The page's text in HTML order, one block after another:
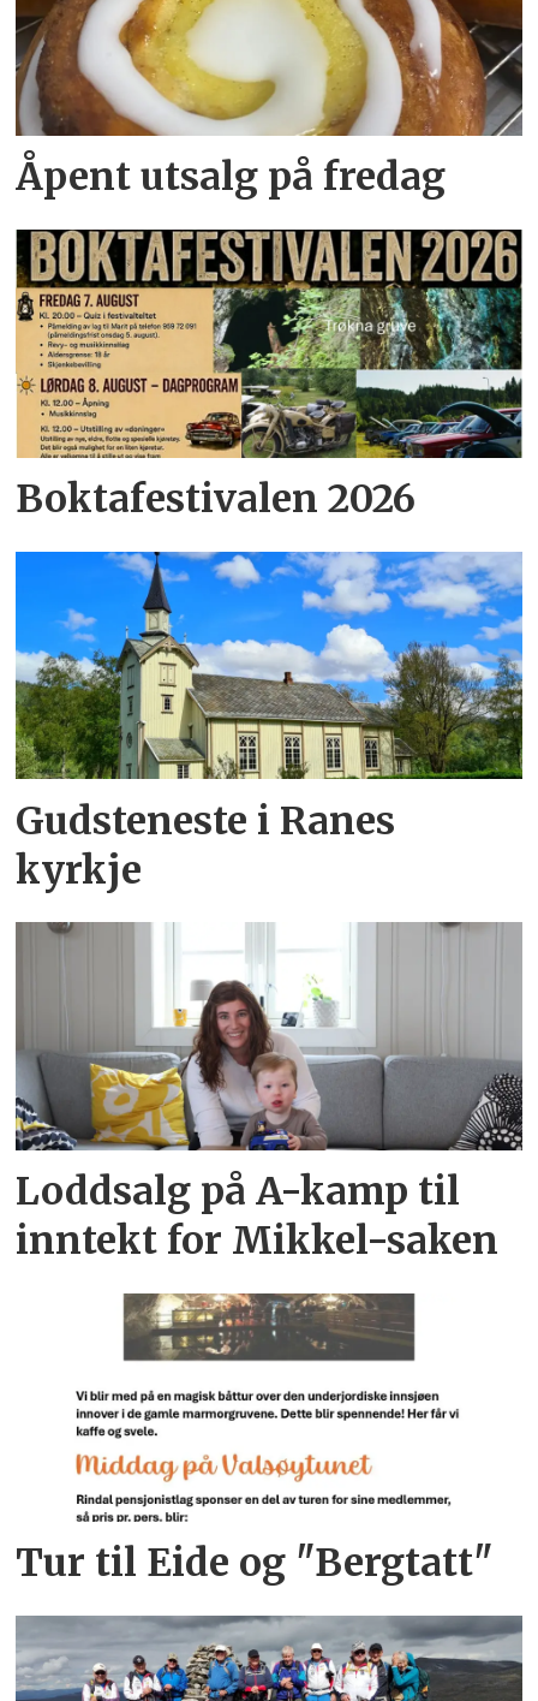
Åpent utsalg på fredag
Boktafestivalen 2026
Gudsteneste i Ranes
kyrkje
Loddsalg på A-kamp til
inntekt for Mikkel-saken
Tur til Eide og "Bergtatt"